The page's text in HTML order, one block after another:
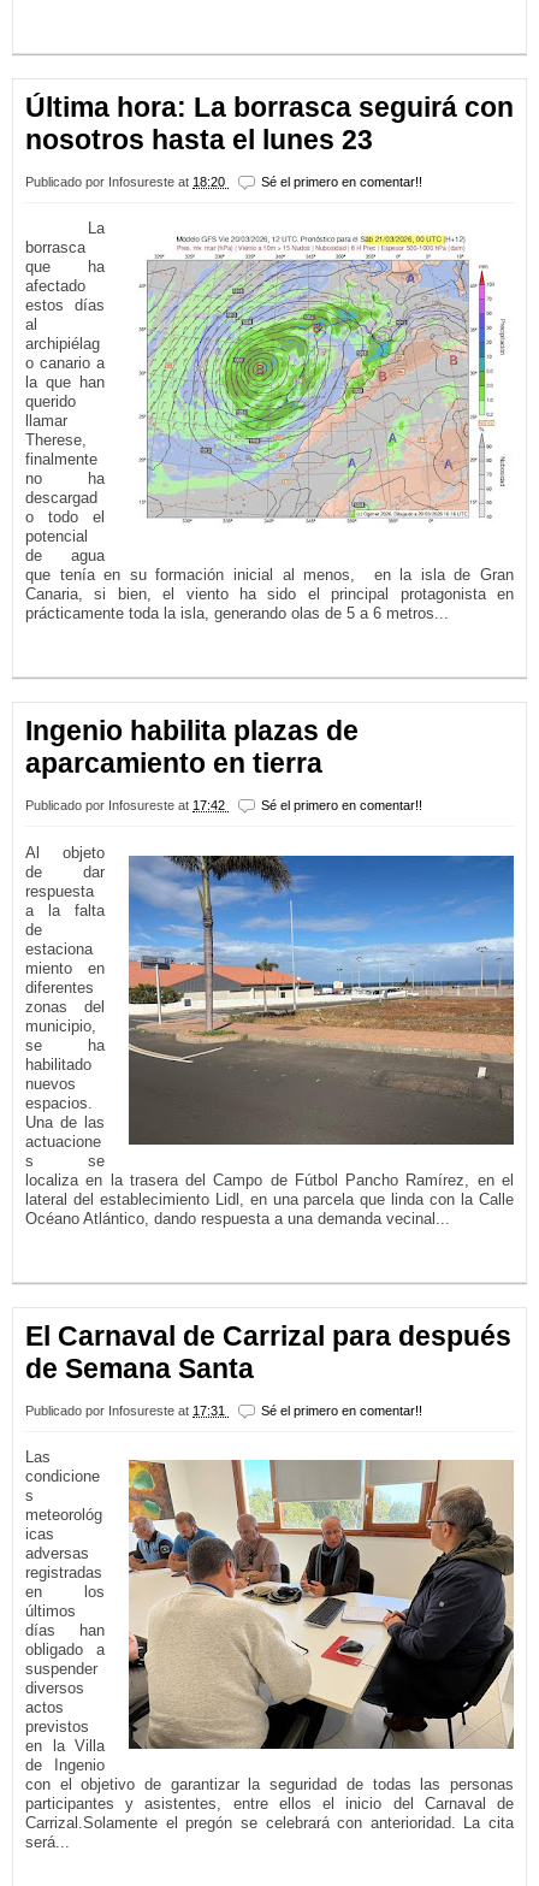
Última hora: La borrasca seguirá con
nosotros hasta el lunes 23
Publicado por Infosureste at 18:20 Sé el primero en comentar!!
La
borrasca
que ha
afectado
estos días
al
archipiélag
o canario a
la que han
querido
llamar
Therese,
finalmente
no ha
descargad
o todo el
potencial
de agua
que tenía en su formación inicial al menos, en la isla de Gran
Canaria, si bien, el viento ha sido el principal protagonista en
prácticamente toda la isla, generando olas de 5 a 6 metros...
Ingenio habilita plazas de
aparcamiento en tierra
Publicado por Infosureste at 17:42 Sé el primero en comentar!!
Al objeto
de dar
respuesta
a la falta
de
estaciona
miento en
diferentes
zonas del
municipio,
se ha
habilitado
nuevos
espacios.
Una de las
actuacione
s se
localiza en la trasera del Campo de Fútbol Pancho Ramírez, en el
lateral del establecimiento Lidl, en una parcela que linda con la Calle
Océano Atlántico, dando respuesta a una demanda vecinal...
El Carnaval de Carrizal para después
de Semana Santa
Publicado por Infosureste at 17:31 Sé el primero en comentar!!
Las
condicione
s
meteorológ
icas
adversas
registradas
en los
últimos
días han
obligado a
suspender
diversos
actos
previstos
en la Villa
de Ingenio
con el objetivo de garantizar la seguridad de todas las personas
participantes y asistentes, entre ellos el inicio del Carnaval de
Carrizal.Solamente el pregón se celebrará con anterioridad. La cita
será...